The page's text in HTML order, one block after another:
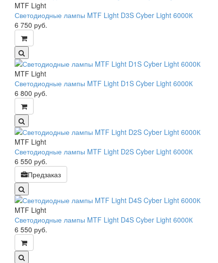
MTF Light
Светодиодные лампы MTF Light D3S Cyber Light 6000К
6 750 руб.
MTF Light
Светодиодные лампы MTF Light D1S Cyber Light 6000К
6 800 руб.
MTF Light
Светодиодные лампы MTF Light D2S Cyber Light 6000К
6 550 руб.
Предзаказ
MTF Light
Светодиодные лампы MTF Light D4S Cyber Light 6000К
6 550 руб.